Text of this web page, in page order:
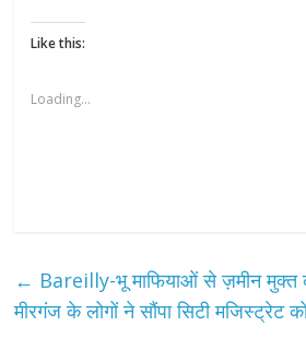
Like this:
Loading...
← Bareilly-भू माफियाओं से ज़मीन मुक्त
मीरगंज के लोगों ने सौंपा सिटी मजिस्ट्रेट